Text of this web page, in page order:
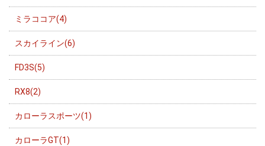
ミラココア(4)
スカイライン(6)
FD3S(5)
RX8(2)
カローラスポーツ(1)
カローラGT(1)